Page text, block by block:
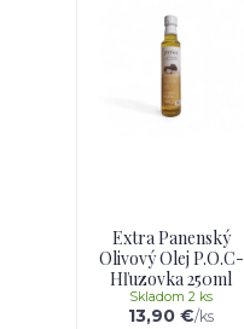
Extra Panenský
Olivový Olej P.O.C-
Hľuzovka 250ml
13,90 €/ks
Skladom 2 ks